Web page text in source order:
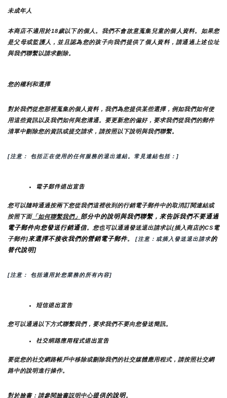
未成年人
本商店不適用於18歲以下的個人。我們不會故意蒐集兒童的個人資料。如果您
是父母或監護人，並且認為您的孩子向我們提供了個人資料，請通過上述位址
與我們聯繫以請求刪除。
您的權利和選擇
對於我們從您那裡蒐集的個人資料，我們為您提供某些選擇，例如我們如何使
用這些資訊以及我們如何與您溝通。要更新您的偏好，要求我們從我們的郵件
清單中刪除您的資訊或提交請求，請按照以下說明與我們聯繫。
[注意： 包括正在使用的任何服務的退出連結。常見連結包括：]
電子郵件退出宣告
您可以隨時通過按兩下您從我們這裡收到的行銷電子郵件中的取消訂閱連結或
按照下面「如何聯繫我們」 部分中的說明與我們聯繫，來告訴我們不要通過
電子郵件向您發送行銷通信。您也可以通過發送退出請求以{插入商店的CS電
子郵件]來選擇不接收我們的營銷電子郵件。 [注意：或插入發送退出請求的
替代說明]
[注意： 包括適用於您業務的所有內容]
短信退出宣告
您可以通過以下方式聯繫我們，要求我們不要向您發送簡訊。
社交網路應用程式退出宣告
要從您的社交網路帳戶中移除或刪除我們的社交媒體應用程式，請按照社交網
路中的說明進行操作。
對於臉書：請參閱臉書説明中心提供的說明。